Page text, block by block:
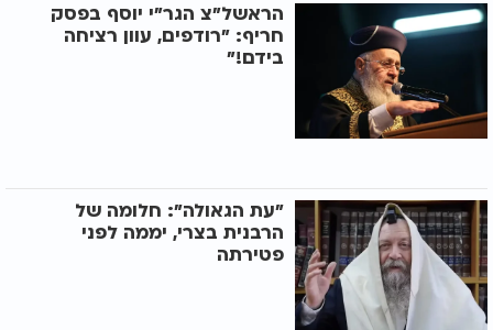
הראשל"צ הגר"י יוסף בפסק
חריף: "רודפים, עוון רציחה
בידם!"
"עת הגאולה": חלומה של
הרבנית בצרי, יממה לפני
פטירתה